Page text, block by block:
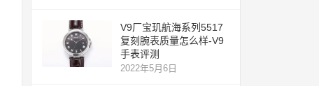
V9厂宝玑航海系列5517
复刻腕表质量怎么样-V9
手表评测
2022年5月6日